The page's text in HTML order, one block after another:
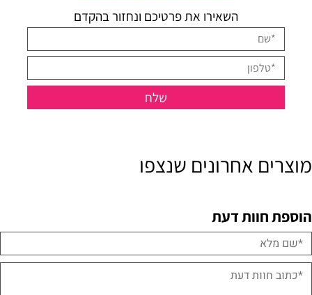
השאירו את פרטיכם ונחזור בהקדם
מוצרים אחרונים שנצפו
הוספת חוות דעת